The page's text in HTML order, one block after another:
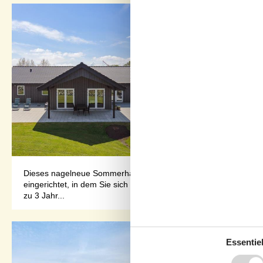
Dieses nagelneue Sommerhaus, 2023 geaut, liegt im ruhigen
eingerichtet, in dem Sie sich bei einer Partie Tischtennis,
zu 3 Jahr...